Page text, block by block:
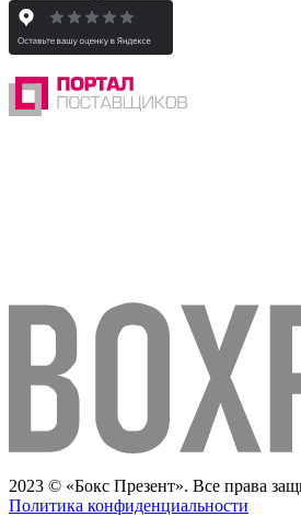
2023 © «Бокс Презент». Все права
Политика конфиденциальности